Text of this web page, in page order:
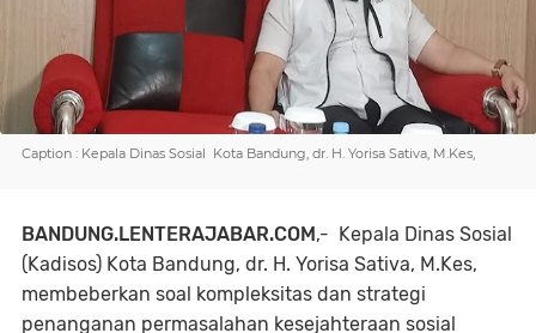
Caption : Kepala Dinas Sosial Kota Bandung, dr. H. Yorisa Sativa, M.Kes,
BANDUNG.LENTERAJABAR.COM,- Kepala Dinas Sosial
(Kadisos) Kota Bandung, dr. H. Yorisa Sativa, M.Kes,
membeberkan soal kompleksitas dan strategi
penanganan permasalahan kesejahteraan sosial